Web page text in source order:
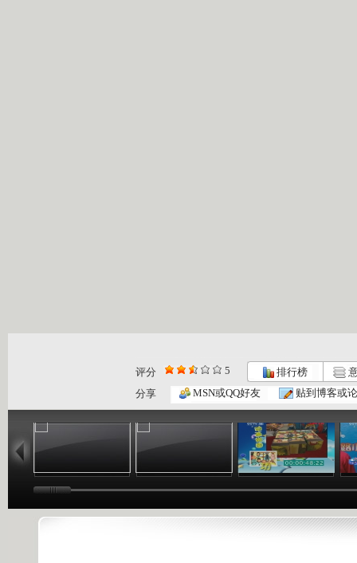
评分 5 排行榜
分享
MSN或QQ好友 贴到博客或
06:17
银河剧场 ...
04:37
银河剧场 ...
06:26